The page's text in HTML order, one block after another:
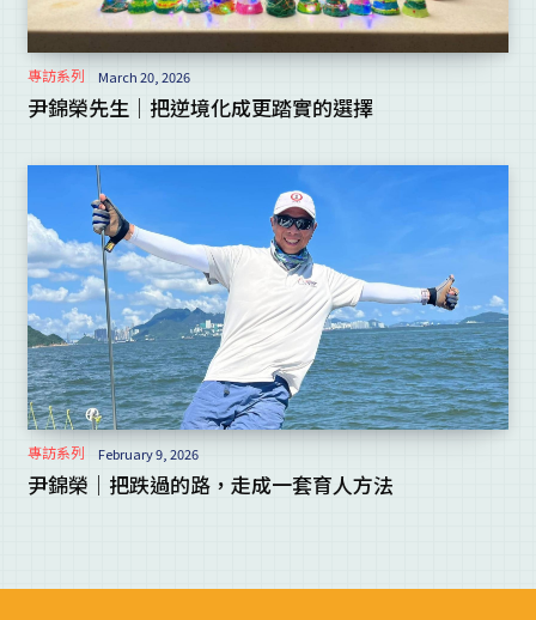
專訪系列 March 20, 2026
尹錦榮先生｜把逆境化成更踏實的選擇
專訪系列 February 9, 2026
尹錦榮｜把跌過的路，走成一套育人方法